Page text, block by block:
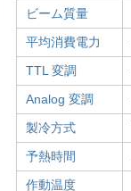
ビーム質量
平均消費電力
TTL 変調
Analog 変調
製冷方式
予熱時間
作動温度